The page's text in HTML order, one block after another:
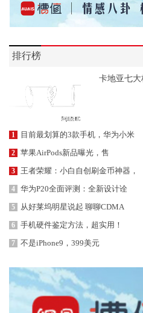
排行榜
卡地亚七
1 目前最划算的3款手机，华为小米
2 苹果AirPods新品曝光，售
3 王者荣耀：小白自创刷金币神器，
4 华为P20全面评测：全新设计诠
5 从好莱坞明星说起 聊聊CDMA
6 手机硬件鉴定方法，超实用！
7 不是iPhone9，399美元